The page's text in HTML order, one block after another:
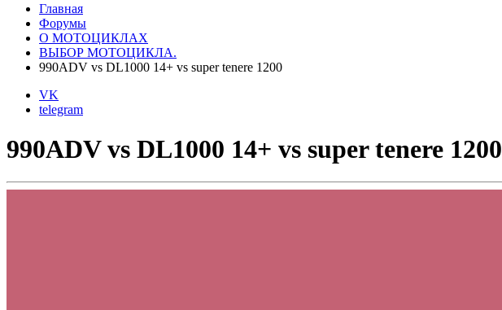
Главная
Форумы
О МОТОЦИКЛАХ
ВЫБОР МОТОЦИКЛА.
990ADV vs DL1000 14+ vs super tenere 1200
VK
telegram
990ADV vs DL1000 14+ vs super tenere 1200